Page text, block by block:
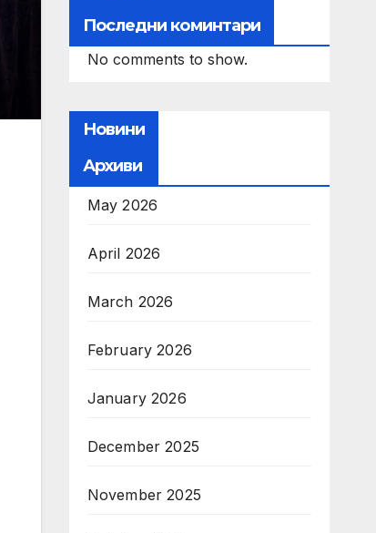
Последни коминтари
No comments to show.
Новини
Архиви
May 2026
April 2026
March 2026
February 2026
January 2026
December 2025
November 2025